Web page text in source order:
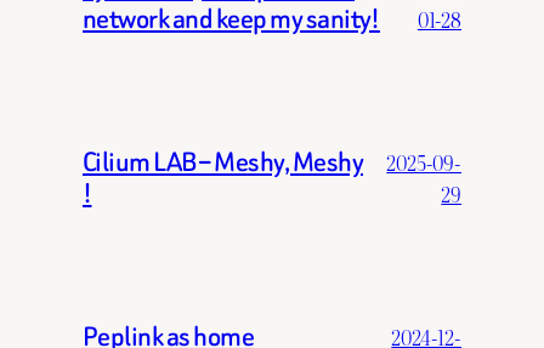
network and keep my sanity!
01-28
Cilium LAB – Meshy, Meshy
!
2025-09-
29
Peplink as home
2024-12-